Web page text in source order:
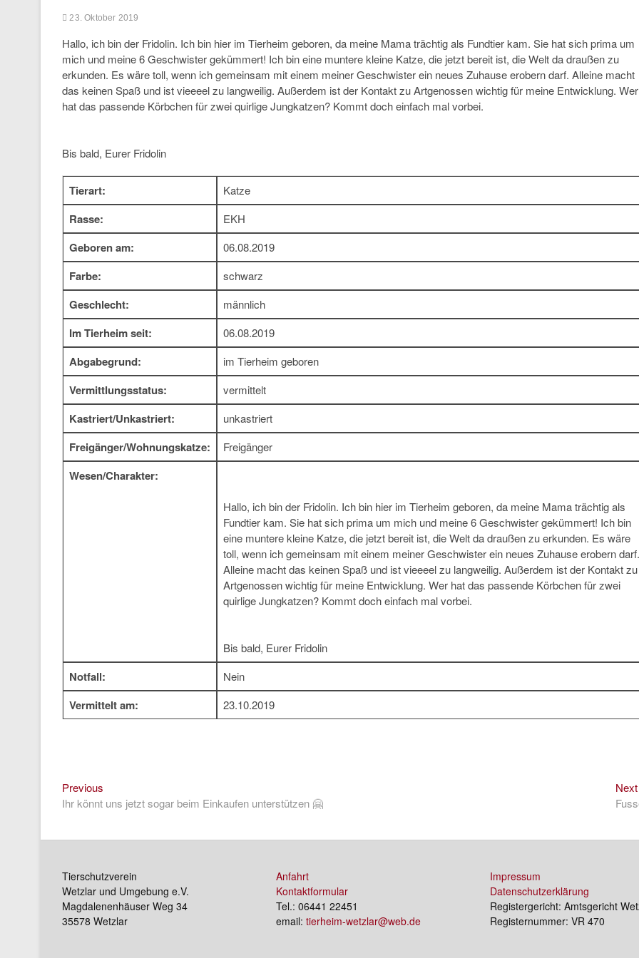
23. Oktober 2019
Hallo, ich bin der Fridolin. Ich bin hier im Tierheim geboren, da meine Mama trächtig als Fundtier kam. Sie hat sich prima um
mich und meine 6 Geschwister gekümmert! Ich bin eine muntere kleine Katze, die jetzt bereit ist, die Welt da draußen zu
erkunden. Es wäre toll, wenn ich gemeinsam mit einem meiner Geschwister ein neues Zuhause erobern darf. Alleine macht
das keinen Spaß und ist vieeeel zu langweilig. Außerdem ist der Kontakt zu Artgenossen wichtig für meine Entwicklung. Wer
hat das passende Körbchen für zwei quirlige Jungkatzen? Kommt doch einfach mal vorbei.
Bis bald, Eurer Fridolin
Tierart: Katze
Rasse: EKH
Geboren am: 06.08.2019
Farbe: schwarz
Geschlecht: männlich
Im Tierheim seit: 06.08.2019
Abgabegrund: im Tierheim geboren
Vermittlungsstatus: vermittelt
Kastriert/Unkastriert: unkastriert
Freigänger/Wohnungskatze: Freigänger
Wesen/Charakter:
Hallo, ich bin der Fridolin. Ich bin hier im Tierheim geboren, da meine Mama trächtig als
Fundtier kam. Sie hat sich prima um mich und meine 6 Geschwister gekümmert! Ich bin
eine muntere kleine Katze, die jetzt bereit ist, die Welt da draußen zu erkunden. Es wäre
toll, wenn ich gemeinsam mit einem meiner Geschwister ein neues Zuhause erobern darf.
Alleine macht das keinen Spaß und ist vieeeel zu langweilig. Außerdem ist der Kontakt zu
Artgenossen wichtig für meine Entwicklung. Wer hat das passende Körbchen für zwei
quirlige Jungkatzen? Kommt doch einfach mal vorbei.
Bis bald, Eurer Fridolin
Notfall: Nein
Vermittelt am: 23.10.2019
Beitragsnavigation
Previous
post:
Ihr könnt uns jetzt sogar beim Einkaufen unterstützen 🤗
Next
Tierschutzverein
Wetzlar und Umgebung e.V.
Magdalenenhäuser Weg 34
35578 Wetzlar
Anfahrt
Kontaktformular
Tel.: 06441 22451
email: tierheim-wetzlar@web.de
Impressum
Datenschutzerklärung
Registergericht: Amtsgericht
Registernummer: VR 470